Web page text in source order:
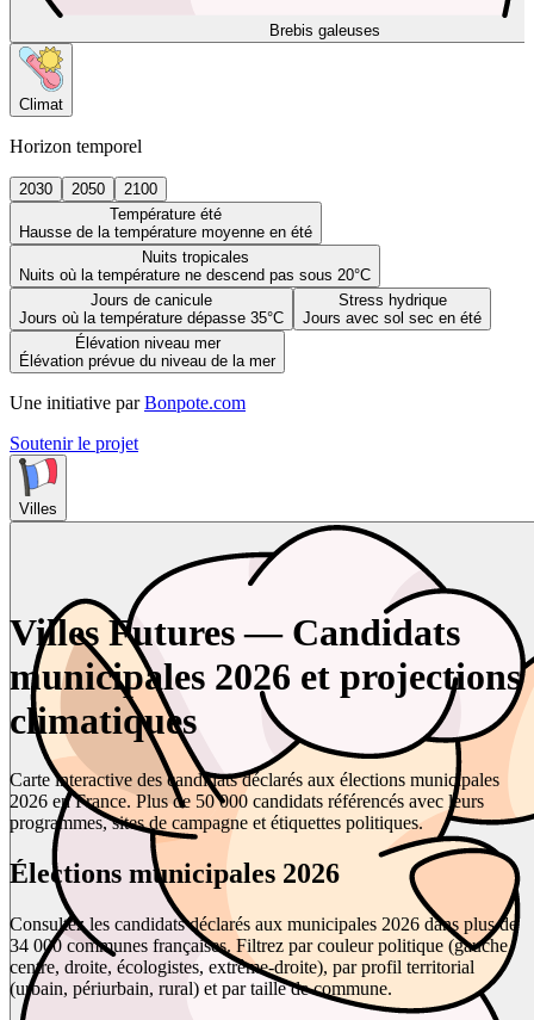
Brebis galeuses
Climat
Horizon temporel
2030 2050
2100
Température été
Hausse de la température moyenne en été
Nuits tropicales
Nuits où la température ne descend pas sous 20°C
Jours de canicule
Jours où la température dépasse 35°C
Stress hydrique
Jours avec sol sec en été
Élévation niveau mer
Élévation prévue du niveau de la mer
Une initiative par Bonpote.com
Soutenir le projet
Villes
Villes Futures — Candidats
municipales 2026 et projections
climatiques
Carte interactive des candidats déclarés aux élections municipales
2026 en France. Plus de 50 000 candidats référencés avec leurs
programmes, sites de campagne et étiquettes politiques.
Élections municipales 2026
Consultez les candidats déclarés aux municipales 2026 dans plus de
34 000 communes françaises. Filtrez par couleur politique (gauche,
centre, droite, écologistes, extrême-droite), par profil territorial
(urbain, périurbain, rural) et par taille de commune.